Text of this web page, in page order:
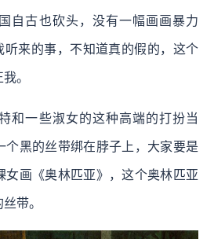
自古也砍头，没有一幅画画暴力
来的事，不知道真的假的，这个
。
和一些淑女的这种高端的打扮当
个黑的丝带绑在脖子上，大家要是
女画《奥林匹亚》，这个奥林匹亚
带。